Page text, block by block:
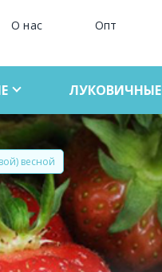
О нас Опт
ЛУКОВИЧНЫЕ
весной